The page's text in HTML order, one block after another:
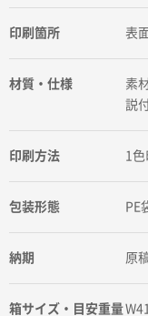
印刷箇所 表
材質・仕様
素
説
印刷方法 1色
包装形態 PE
納期 原
箱サイズ・目安重量